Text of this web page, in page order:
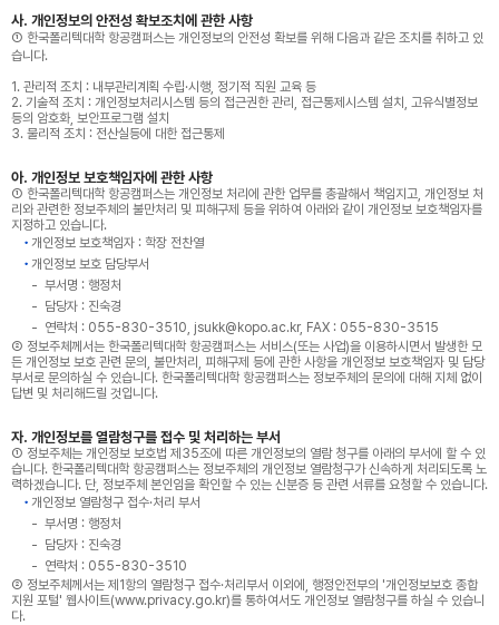
사. 개인정보의 안전성 확보조치에 관한 사항
① 한국폴리텍대학 항공캠퍼스는 개인정보의 안전성 확보를 위해 다음과 같은 조치를 취하고 있
습니다.
1. 관리적 조치 : 내부관리계획 수립·시행, 정기적 직원 교육 등
2. 기술적 조치 : 개인정보처리시스템 등의 접근권한 관리, 접근통제시스템 설치, 고유식별정보
등의 암호화, 보안프로그램 설치
3. 물리적 조치 : 전산실등에 대한 접근통제
아. 개인정보 보호책임자에 관한 사항
① 한국폴리텍대학 항공캠퍼스는 개인정보 처리에 관한 업무를 총괄해서 책임지고, 개인정보 처
리와 관련한 정보주체의 불만처리 및 피해구제 등을 위하여 아래와 같이 개인정보 보호책임자를
지정하고 있습니다.
개인정보 보호책임자 : 학장 전찬열
개인정보 보호 담당부서
부서명 : 행정처
담당자 : 진숙경
연락처 : 055-830-3510, jsukk@kopo.ac.kr, FAX : 055-830-3515
② 정보주체께서는 한국폴리텍대학 항공캠퍼스는 서비스(또는 사업)을 이용하시면서 발생한 모
든 개인정보 보호 관련 문의, 불만처리, 피해구제 등에 관한 사항을 개인정보 보호책임자 및 담당
부서로 문의하실 수 있습니다. 한국폴리텍대학 항공캠퍼스는 정보주체의 문의에 대해 지체 없이
답변 및 처리해드릴 것입니다.
자. 개인정보를 열람청구를 접수 및 처리하는 부서
① 정보주체는 개인정보 보호법 제35조에 따른 개인정보의 열람 청구를 아래의 부서에 할 수 있
습니다. 한국폴리텍대학 항공캠퍼스는 정보주체의 개인정보 열람청구가 신속하게 처리되도록 노
력하겠습니다. 단, 정보주체 본인임을 확인할 수 있는 신분증 등 관련 서류를 요청할 수 있습니다.
개인정보 열람청구 접수·처리 부서
부서명 : 행정처
담당자 : 진숙경
연락처 : 055-830-3510
② 정보주체께서는 제1항의 열람청구 접수·처리부서 이외에, 행정안전부의 '개인정보보호 종합
지원 포털' 웹사이트(www.privacy.go.kr)를 통하여서도 개인정보 열람청구를 하실 수 있습니
다.